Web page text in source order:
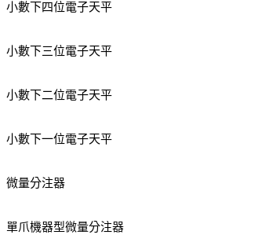
小數下四位電子天平
小數下三位電子天平
小數下二位電子天平
小數下一位電子天平
微量分注器
單爪機器型微量分注器